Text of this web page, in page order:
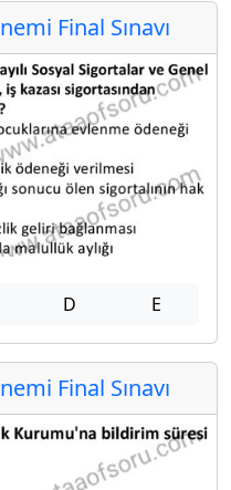
Final Sınavı
D E
Final Sınavı